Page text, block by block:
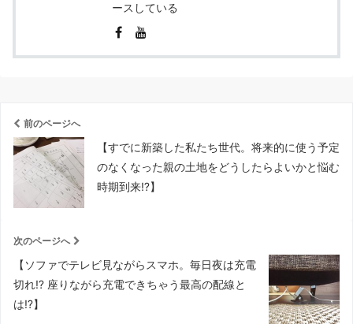
ースしている
前のページへ
【すでに新築した私たち世代。将来的に使う予定
のなくなった親の土地をどうしたらよいかと悩む
時期到来⁉︎】
次のページへ
【ソファでテレビ見ながらスマホ。毎日夜は充電
切れ⁉︎ 座りながら充電できちゃう最高の配線と
は⁉︎】